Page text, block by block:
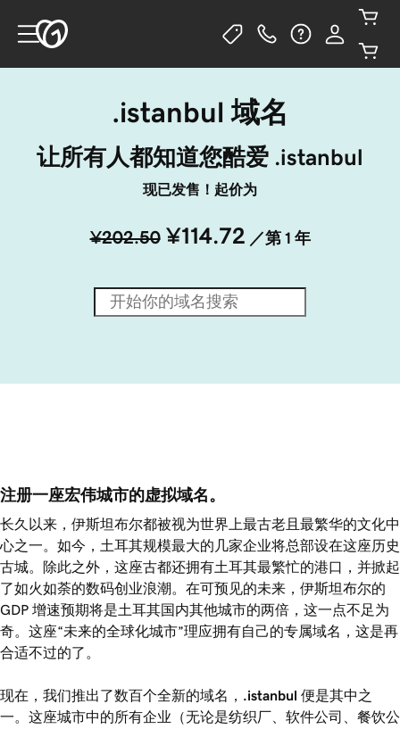
.istanbul 域名
让所有人都知道您酷爱 .istanbul
现已发售！起价为
¥202.50 ¥114.72 ／第 1 年
注册一座宏伟城市的虚拟域名。
长久以来，伊斯坦布尔都被视为世界上最古老且最繁华的文化中
心之一。如今，土耳其规模最大的几家企业将总部设在这座历史
古城。除此之外，这座古都还拥有土耳其最繁忙的港口，并掀起
了如火如荼的数码创业浪潮。在可预见的未来，伊斯坦布尔的
GDP 增速预期将是土耳其国内其他城市的两倍，这一点不足为
奇。这座“未来的全球化城市”理应拥有自己的专属域名，这是再
合适不过的了。
现在，我们推出了数百个全新的域名， .istanbul 便是其中之
一。这座城市中的所有企业（无论是纺织厂、软件公司、餐饮公